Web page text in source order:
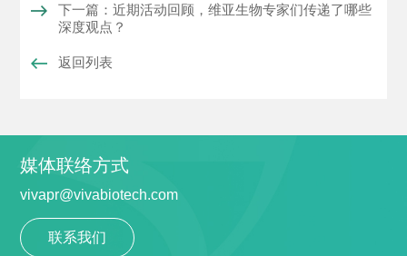
下一篇：近期活动回顾，维亚生物专家们传递了哪些
深度观点？
返回列表
媒体联络方式
vivapr@vivabiotech.com
联系我们